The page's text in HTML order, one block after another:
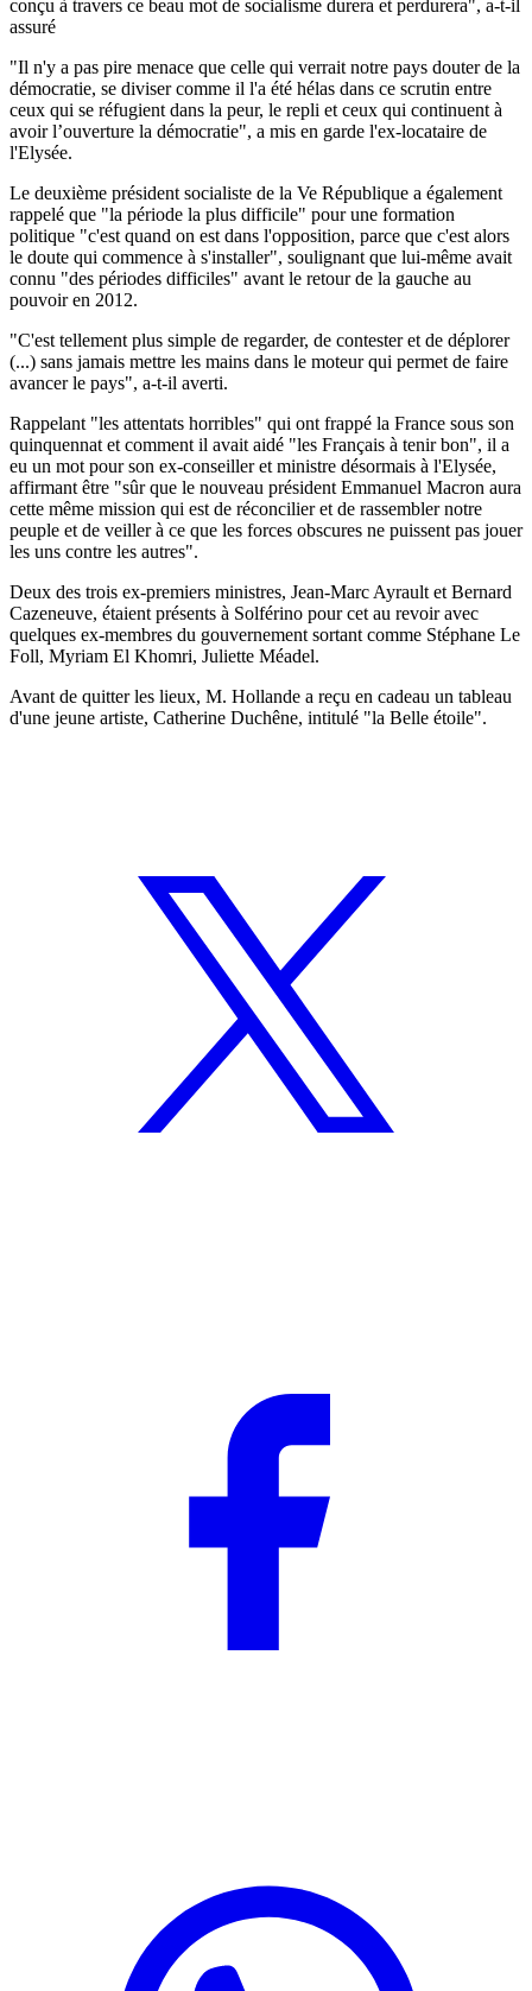
conçu à travers ce beau mot de socialisme durera et perdurera", a-t-il
assuré
"Il n'y a pas pire menace que celle qui verrait notre pays douter de la
démocratie, se diviser comme il l'a été hélas dans ce scrutin entre
ceux qui se réfugient dans la peur, le repli et ceux qui continuent à
avoir l’ouverture la démocratie", a mis en garde l'ex-locataire de
l'Elysée.
Le deuxième président socialiste de la Ve République a également
rappelé que "la période la plus difficile" pour une formation
politique "c'est quand on est dans l'opposition, parce que c'est alors
le doute qui commence à s'installer", soulignant que lui-même avait
connu "des périodes difficiles" avant le retour de la gauche au
pouvoir en 2012.
"C'est tellement plus simple de regarder, de contester et de déplorer
(...) sans jamais mettre les mains dans le moteur qui permet de faire
avancer le pays", a-t-il averti.
Rappelant "les attentats horribles" qui ont frappé la France sous son
quinquennat et comment il avait aidé "les Français à tenir bon", il a
eu un mot pour son ex-conseiller et ministre désormais à l'Elysée,
affirmant être "sûr que le nouveau président Emmanuel Macron aura
cette même mission qui est de réconcilier et de rassembler notre
peuple et de veiller à ce que les forces obscures ne puissent pas jouer
les uns contre les autres".
Deux des trois ex-premiers ministres, Jean-Marc Ayrault et Bernard
Cazeneuve, étaient présents à Solférino pour cet au revoir avec
quelques ex-membres du gouvernement sortant comme Stéphane Le
Foll, Myriam El Khomri, Juliette Méadel.
Avant de quitter les lieux, M. Hollande a reçu en cadeau un tableau
d'une jeune artiste, Catherine Duchêne, intitulé "la Belle étoile".